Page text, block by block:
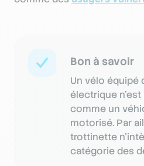
Bon à savoir
Un vélo équipé
électrique
comme un
motorisé. Par
trottinette
catégorie des